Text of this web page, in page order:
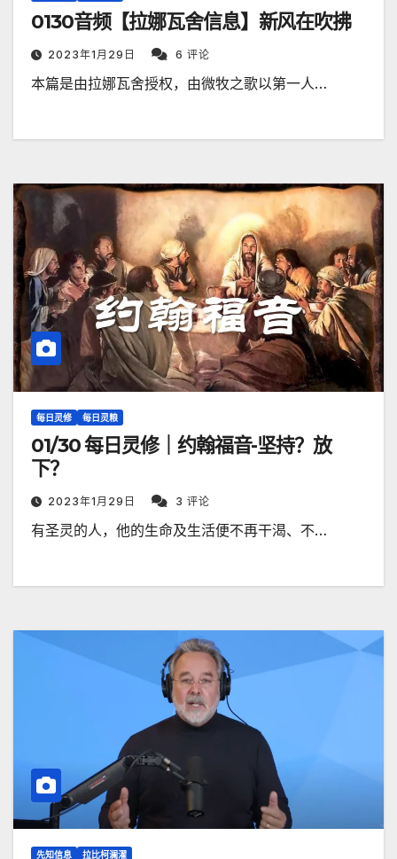
0130音频【拉娜瓦舍信息】新风在吹拂
2023年1月29日 6 评论
本篇是由拉娜瓦舍授权，由微牧之歌以第一人…
每日灵修 每日灵粮
01/30 每日灵修｜约翰福音-坚持？放
下？
2023年1月29日 3 评论
有圣灵的人，他的生命及生活便不再干渴、不…
先知信息 拉比柯澜濯